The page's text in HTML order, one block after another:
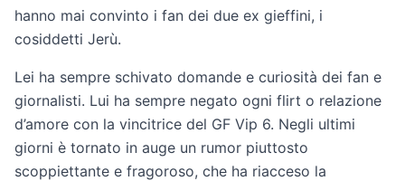
hanno mai convinto i fan dei due ex gieffini, i
cosiddetti Jerù.
Lei ha sempre schivato domande e curiosità dei fan e
giornalisti. Lui ha sempre negato ogni flirt o relazione
d’amore con la vincitrice del GF Vip 6. Negli ultimi
giorni è tornato in auge un rumor piuttosto
scoppiettante e fragoroso, che ha riacceso la